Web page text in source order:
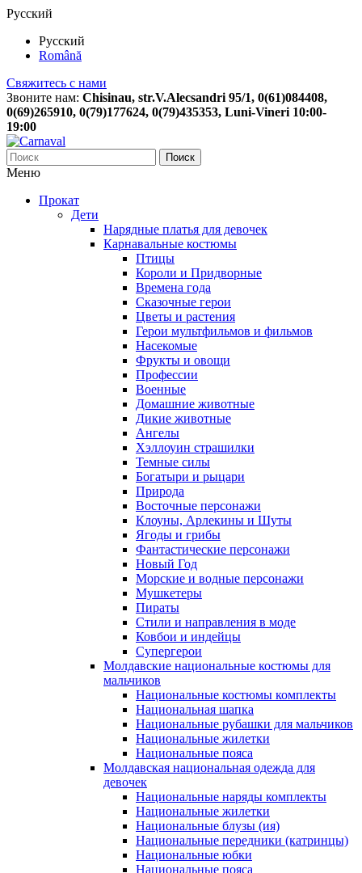
Русский
Русский
Română
Свяжитесь с нами
Звоните нам: Chisinau, str.V.Alecsandri 95/1, 0(61)084408,
0(69)265910, 0(79)177624, 0(79)435353, Luni-Vineri 10:00-
19:00
Поиск
Меню
Прокат
Дети
Нарядные платья для девочек
Карнавальные костюмы
Птицы
Короли и Придворные
Времена года
Сказочные герои
Цветы и растения
Герои мультфильмов и фильмов
Насекомые
Фрукты и овощи
Профессии
Военные
Домашние животные
Дикие животные
Ангелы
Хэллоуин страшилки
Темные силы
Богатыри и рыцари
Природа
Восточные персонажи
Клоуны, Арлекины и Шуты
Ягоды и грибы
Фантастические персонажи
Новый Год
Морские и водные персонажи
Мушкетеры
Пираты
Стили и направления в моде
Ковбои и индейцы
Супергерои
Молдавские национальные костюмы для
мальчиков
Национальные костюмы комплекты
Национальная шапка
Национальные рубашки для мальчиков
Национальные жилетки
Национальные пояса
Молдавская национальная одежда для
девочек
Национальные наряды комплекты
Национальные жилетки
Национальные блузы (ия)
Национальные передники (катринцы)
Национальные юбки
Национальные пояса